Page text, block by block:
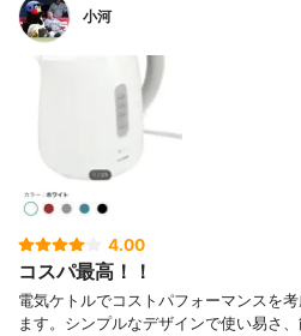
小河
4.00
コスパ最高！！
電気ケトルでコストパフォーマンスを
ます。シンプルなデザインで使い易さ